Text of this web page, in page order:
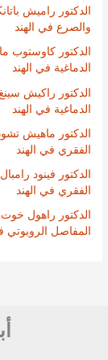
الدكتور راميش
والصرع في الهند
الدكتور كاوستوب
الدماغية في الهند
الدكتور راكيش
الدماغية في الهند
الدكتور ماهيش
الفقري في الهند
الدكتور فينود
الفقري في الهند
الدكتور راهول
المفاصل الروبوتي